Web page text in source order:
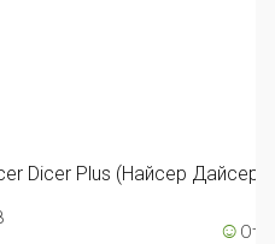
(Найсер Дайсер Плюс)
Отзывов: 0